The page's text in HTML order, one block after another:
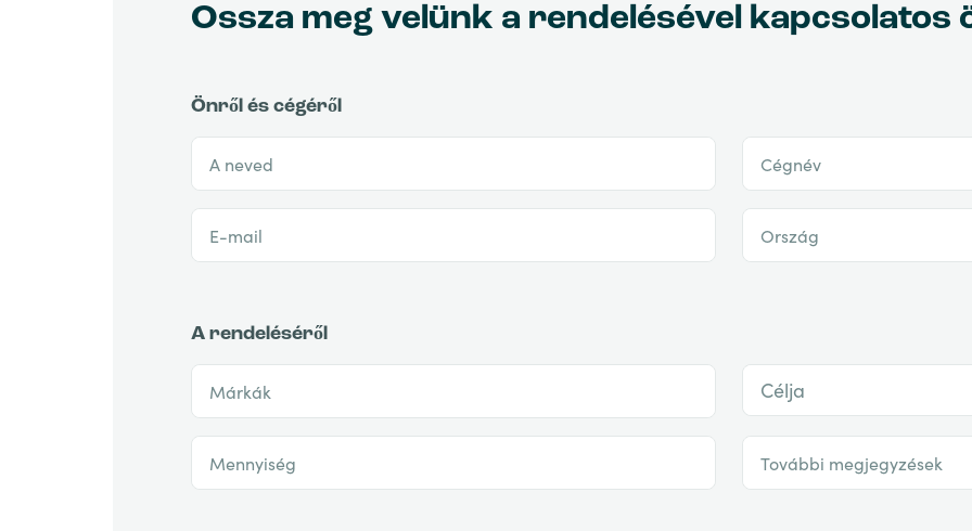
Ossza meg velünk a rendelésével kapcsolatos
Önről és cégéről
A neved Cégnév
E-mail Ország
A rendeléséről
Márkák Célja
Mennyiség További megjegyzések